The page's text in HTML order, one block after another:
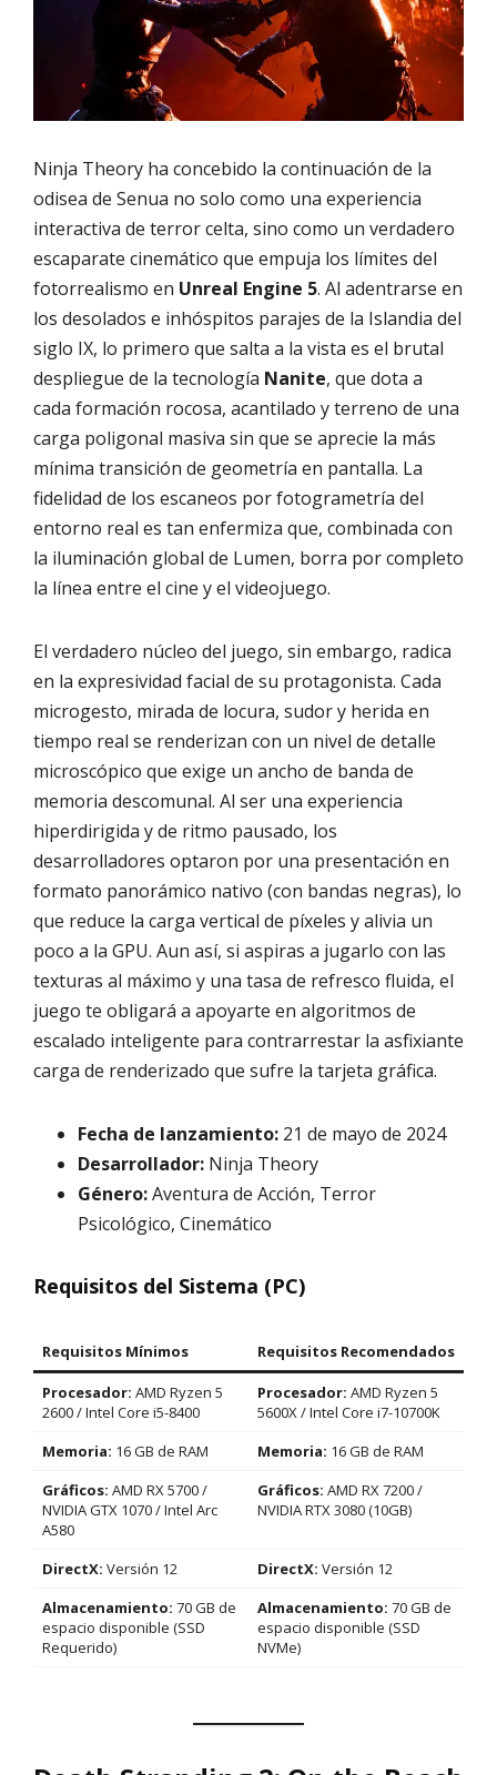
Ninja Theory ha concebido la continuación de la
odisea de Senua no solo como una experiencia
interactiva de terror celta, sino como un verdadero
escaparate cinemático que empuja los límites del
fotorrealismo en Unreal Engine 5. Al adentrarse en
los desolados e inhóspitos parajes de la Islandia del
siglo IX, lo primero que salta a la vista es el brutal
despliegue de la tecnología Nanite, que dota a
cada formación rocosa, acantilado y terreno de una
carga poligonal masiva sin que se aprecie la más
mínima transición de geometría en pantalla. La
fidelidad de los escaneos por fotogrametría del
entorno real es tan enfermiza que, combinada con
la iluminación global de Lumen, borra por completo
la línea entre el cine y el videojuego.
El verdadero núcleo del juego, sin embargo, radica
en la expresividad facial de su protagonista. Cada
microgesto, mirada de locura, sudor y herida en
tiempo real se renderizan con un nivel de detalle
microscópico que exige un ancho de banda de
memoria descomunal. Al ser una experiencia
hiperdirigida y de ritmo pausado, los
desarrolladores optaron por una presentación en
formato panorámico nativo (con bandas negras), lo
que reduce la carga vertical de píxeles y alivia un
poco a la GPU. Aun así, si aspiras a jugarlo con las
texturas al máximo y una tasa de refresco fluida, el
juego te obligará a apoyarte en algoritmos de
escalado inteligente para contrarrestar la asfixiante
carga de renderizado que sufre la tarjeta gráfica.
Fecha de lanzamiento: 21 de mayo de 2024
Desarrollador: Ninja Theory
Género:Aventura de Acción, Terror
Psicológico, Cinemático
Requisitos del Sistema (PC)
Requisitos Mínimos Requisitos Recomendados
Procesador: AMD Ryzen 5
2600 / Intel Core i5-8400
Procesador: AMD Ryzen 5
5600X / Intel Core i7-10700K
Memoria: 16 GB de RAM Memoria: 16 GB de RAM
Gráficos: AMD RX 5700 /
NVIDIA GTX 1070 / Intel Arc
A580
Gráficos: AMD RX 7200 /
NVIDIA RTX 3080 (10GB)
DirectX: Versión 12 DirectX: Versión 12
Almacenamiento: 70 GB de
espacio disponible (SSD
Requerido)
Almacenamiento: 70 GB de
espacio disponible (SSD
NVMe)